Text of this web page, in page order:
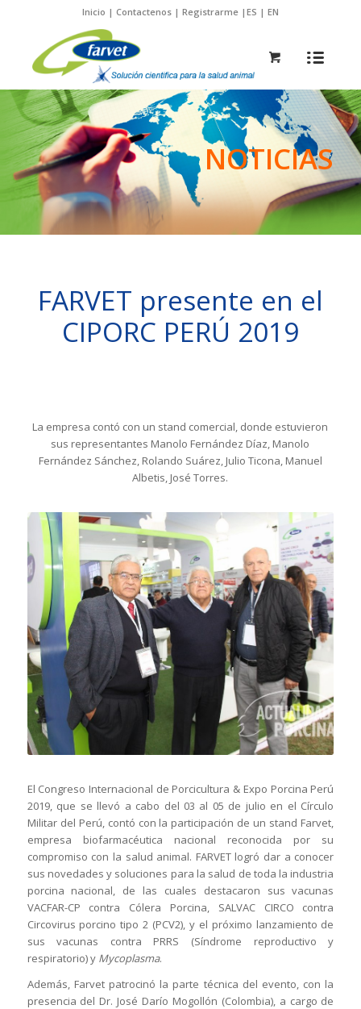
Inicio | Contactenos| Registrarme| ES | EN
NOTICIAS
FARVET presente en el
CIPORC PERÚ 2019
La empresa contó con un stand comercial, donde estuvieron
sus representantes Manolo Fernández Díaz, Manolo
Fernández Sánchez, Rolando Suárez, Julio Ticona, Manuel
Albetis, José Torres.
El Congreso Internacional de Porcicultura & Expo Porcina Perú
2019, que se llevó a cabo del 03 al 05 de julio en el Círculo
Militar del Perú, contó con la participación de un stand Farvet,
empresa biofarmacéutica nacional reconocida por su
compromiso con la salud animal. FARVET logró dar a conocer
sus novedades y soluciones para la salud de toda la industria
porcina nacional, de las cuales destacaron sus vacunas
VACFAR-CP contra Cólera Porcina, SALVAC CIRCO contra
Circovirus porcino tipo 2 (PCV2), y el próximo lanzamiento de
sus vacunas contra PRRS (Síndrome reproductivo y
respiratorio) y Mycoplasma.
Además, Farvet patrocinó la parte técnica del evento, con la
presencia del Dr. José Darío Mogollón (Colombia), a cargo de